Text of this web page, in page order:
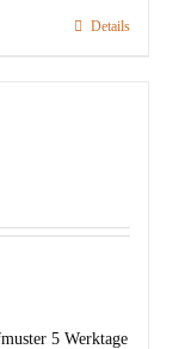
Details
5 Werktage